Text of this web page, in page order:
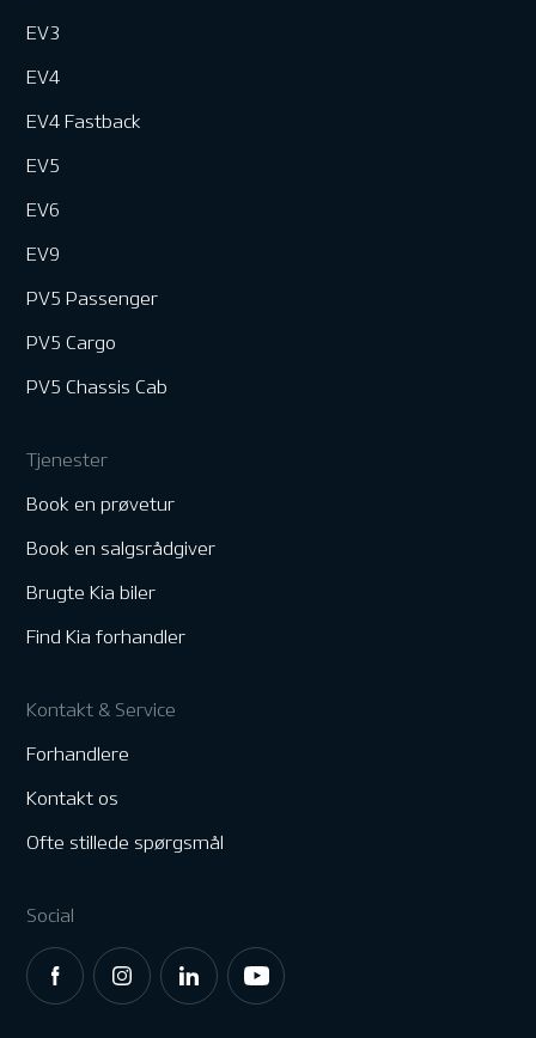
EV3
EV4
EV4 Fastback
EV5
EV6
EV9
PV5 Passenger
PV5 Cargo
PV5 Chassis Cab
Tjenester
Book en prøvetur
Book en salgsrådgiver
Brugte Kia biler
Find Kia forhandler
Kontakt & Service
Forhandlere
Kontakt os
Ofte stillede spørgsmål
Social